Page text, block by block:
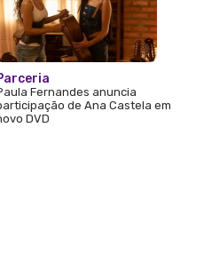
Fernandes anuncia
de Ana Castela em
DVD